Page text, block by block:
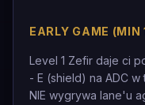
EARLY GAME
Level 1 Zefir daje ci
- E (shield) na ADC
NIE wygrywa lane'u